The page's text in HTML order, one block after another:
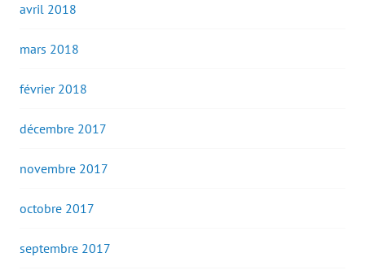
avril 2018
mars 2018
février 2018
décembre 2017
novembre 2017
octobre 2017
septembre 2017